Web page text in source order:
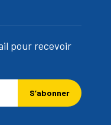
pour recevoir
S’abonner